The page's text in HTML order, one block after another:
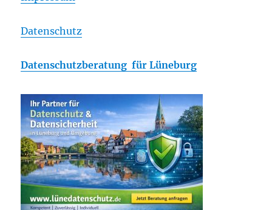
Datenschutz
Datenschutzberatung für Lüneburg